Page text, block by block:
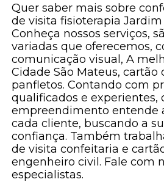
Quer saber mais sobre
de visita fisioterapia Jardim
Conheça nossos serviços,
variadas que oferecemos,
comunicação visual, A
Cidade São Mateus, cartão
panfletos. Contando com
qualificados e experientes,
empreendimento entende
cada cliente, buscando a
confiança. Também
de visita confeitaria e
engenheiro civil. Fale com
especialistas.